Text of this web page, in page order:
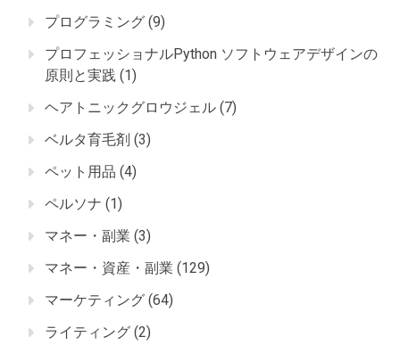
プログラミング (9)
プロフェッショナルPython ソフトウェアデザインの
原則と実践 (1)
ヘアトニックグロウジェル (7)
ベルタ育毛剤 (3)
ペット用品 (4)
ペルソナ (1)
マネー・副業 (3)
マネー・資産・副業 (129)
マーケティング (64)
ライティング (2)